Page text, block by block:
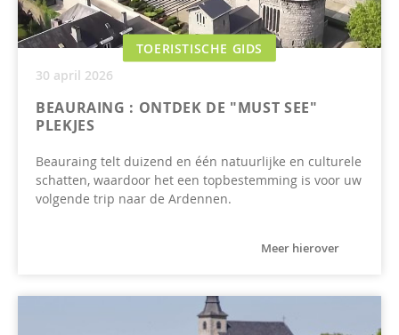
TOERISTISCHE GIDS
30 april 2026
BEAURAING : ONTDEK DE "MUST SEE"
PLEKJES
Beauraing telt duizend en één natuurlijke en culturele
schatten, waardoor het een topbestemming is voor uw
volgende trip naar de Ardennen.
Meer hierover